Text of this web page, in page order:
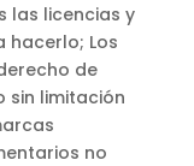
las licencias y
hacerlo; Los
de
sin limitación
no